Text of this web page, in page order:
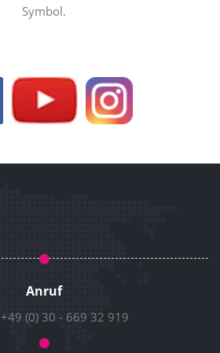
Symbol.
Anruf
+49 (0) 30 - 669 32 919